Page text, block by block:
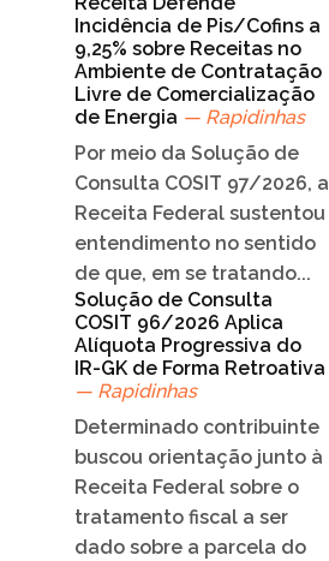
Incidência de Pis/Cofins a
9,25% sobre Receitas no
Ambiente de Contratação
Livre de Comercialização
de Energia — Rapidinhas
Por meio da Solução de
Consulta COSIT 97/2026, a
Receita Federal sustentou
entendimento no sentido
de que, em se tratando...
Solução de Consulta
COSIT 96/2026 Aplica
Alíquota Progressiva do
IR-GK de Forma Retroativa
— Rapidinhas
Determinado contribuinte
buscou orientação junto à
Receita Federal sobre o
tratamento fiscal a ser
dado sobre a parcela do